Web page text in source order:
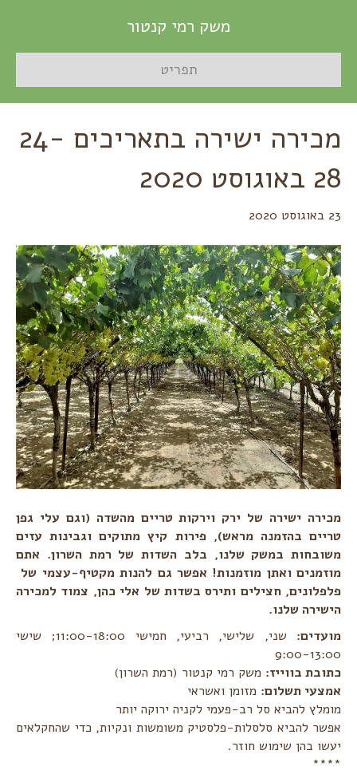
משק רמי קנטור
תפריט
מכירה ישירה בתאריכים 24-
28 באוגוסט 2020
23 באוגוסט 2020
מכירה ישירה של ירק וירקות טריים מהשדה (וגם עלי גפן
טריים בהזמנה מראש), פירות קיץ מתוקים וגבינות עזים
משובחות במשק שלנו, בלב השדות של רמת השרון. אתם
מוזמנים ואתן מוזמנות! אפשר גם להנות מקטיף-עצמי של
פלפלונים, חצילים ותירס בשדות של אלי כהן, צמוד למכירה
הישירה שלנו.
מועדים:
שני, שלישי, רביעי, חמישי 11:00-18:00; שישי
9:00-13:00
כתובת בווייז: משק רמי קנטור (רמת השרון)
אמצעי תשלום: מזומן ואשראי
מומלץ להביא סל רב-פעמי לקניה ירוקה יותר
אפשר להביא סלסלות-פלסטיק משומשות ונקיות, כדי שהחקלאים
יעשו בהן שימוש חוזר.
****